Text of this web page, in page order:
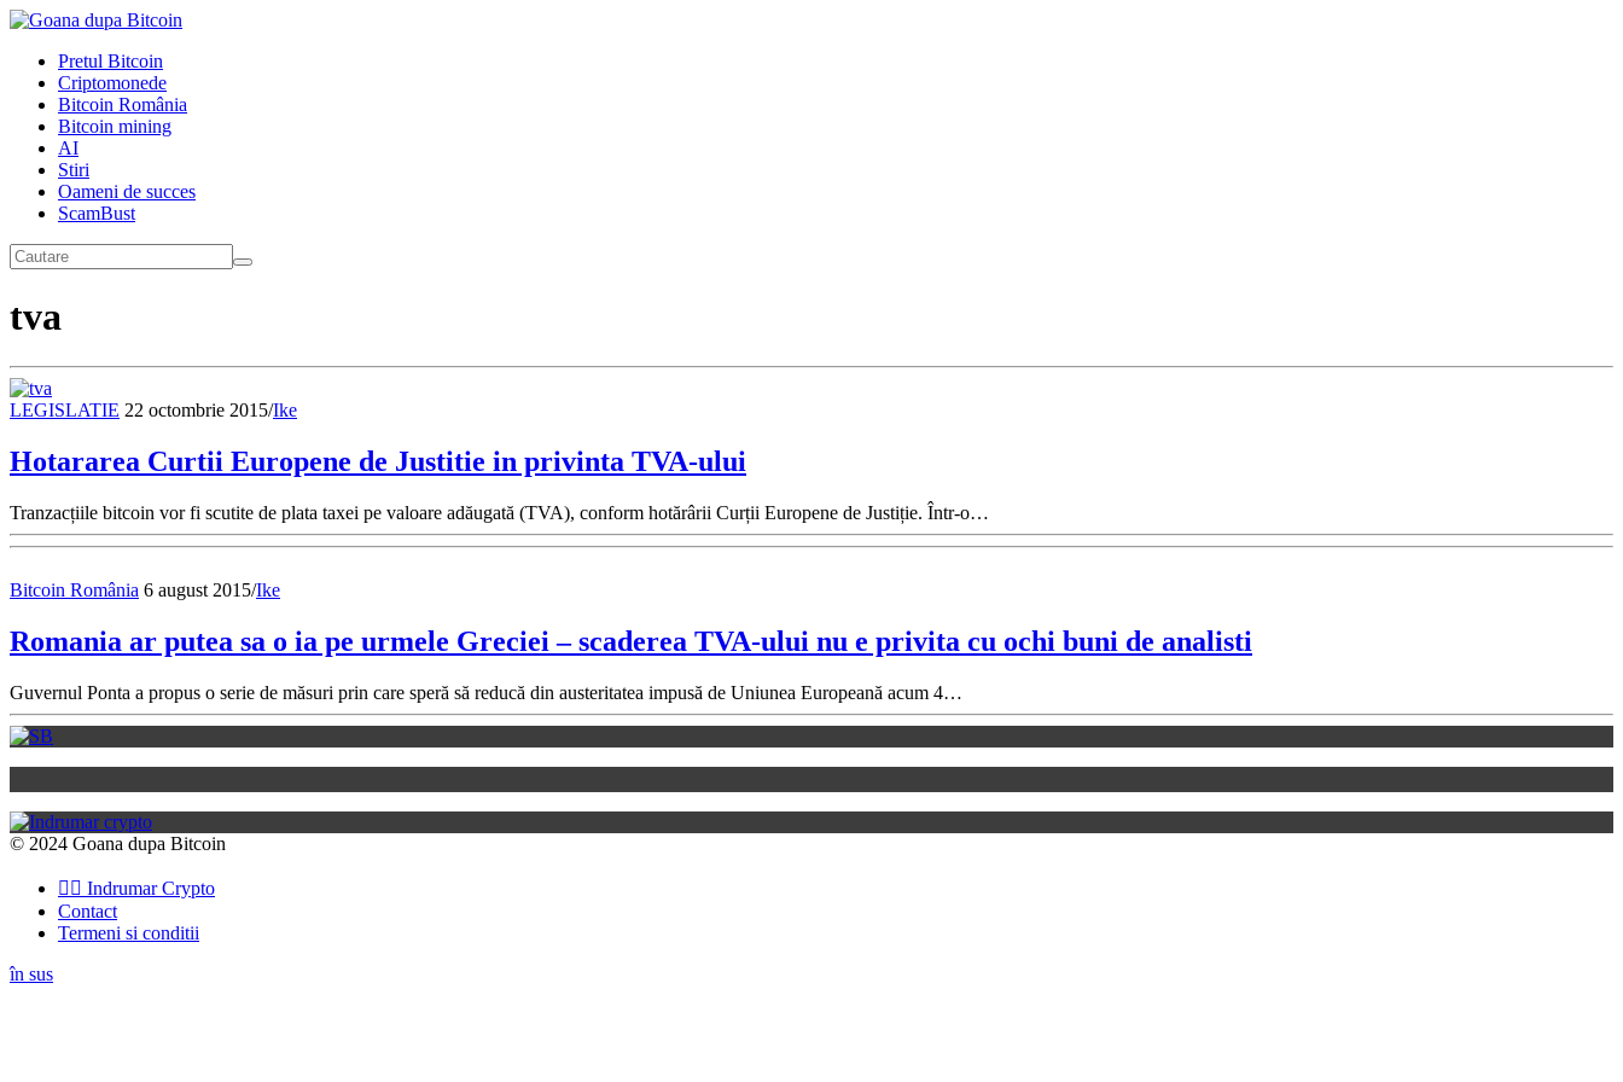
Pretul Bitcoin
Criptomonede
Bitcoin România
Bitcoin mining
AI
Stiri
Oameni de succes
ScamBust
tva
LEGISLATIE 22 octombrie 2015/Ike
Hotararea Curtii Europene de Justitie in privinta TVA-ului
Tranzacțiile bitcoin vor fi scutite de plata taxei pe valoare adăugată (TVA), conform hotărârii Curții Europene de Justiție. Într-o…
Bitcoin România 6 august 2015/Ike
Romania ar putea sa o ia pe urmele Greciei – scaderea TVA-ului nu e privita cu ochi buni de analisti
Guvernul Ponta a propus o serie de măsuri prin care speră să reducă din austeritatea impusă de Uniunea Europeană acum 4…
© 2024 Goana dupa Bitcoin
👉🏽 Indrumar Crypto
Contact
Termeni si conditii
în sus